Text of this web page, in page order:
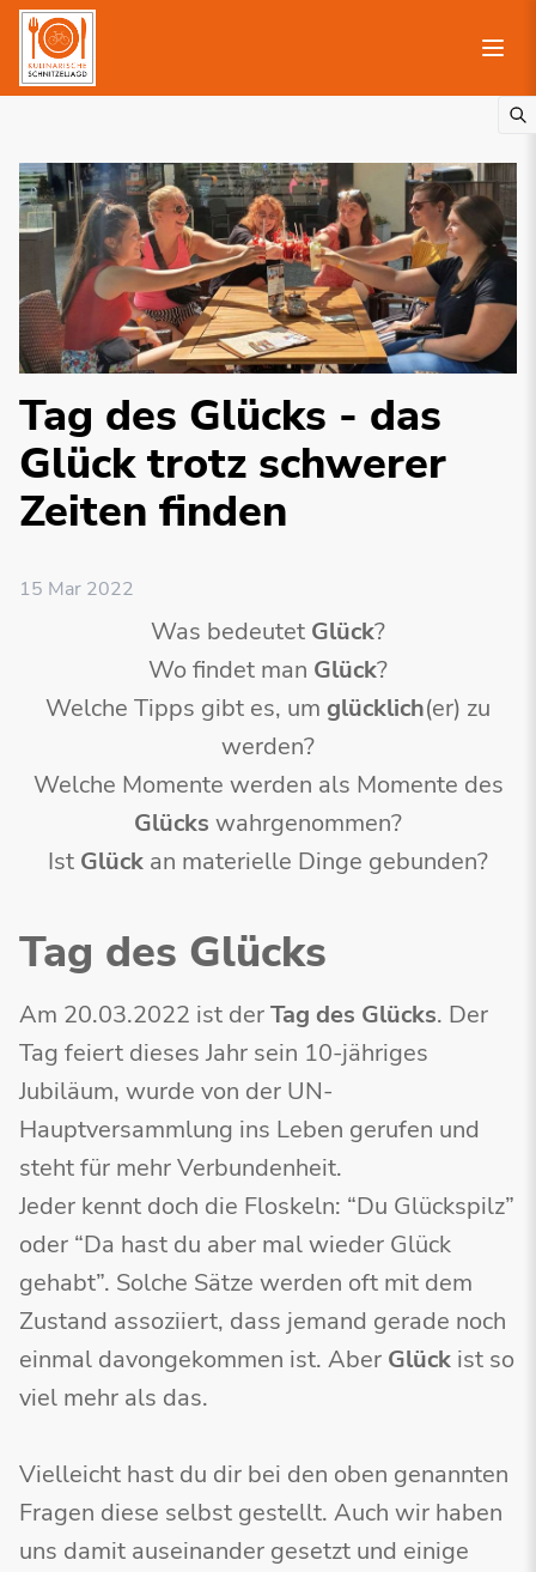
Tag des Glücks - das
Glück trotz schwerer
Zeiten finden
15 Mar 2022
Was bedeutet Glück?
Wo findet man Glück?
Welche Tipps gibt es, um glücklich(er) zu
werden?
Welche Momente werden als Momente des
Glücks wahrgenommen?
Ist Glück an materielle Dinge gebunden?
Tag des Glücks
Am 20.03.2022 ist derTag des Glücks. Der
Tag feiert dieses Jahr sein 10-jähriges
Jubiläum, wurde von der UN-
Hauptversammlung ins Leben gerufen und
steht für mehr Verbundenheit.
Jeder kennt doch die Floskeln: “Du Glückspilz”
oder “Da hast du aber mal wieder Glück
gehabt”. Solche Sätze werden oft mit dem
Zustand assoziiert, dass jemand gerade noch
einmal davongekommen ist. Aber Glück ist so
viel mehr als das.
Vielleicht hast du dir bei den oben genannten
Fragen diese selbst gestellt. Auch wir haben
uns damit auseinander gesetzt und einige